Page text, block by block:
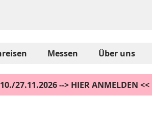
Messen Über uns
27.11.2026 --> HIER ANMELDEN <<